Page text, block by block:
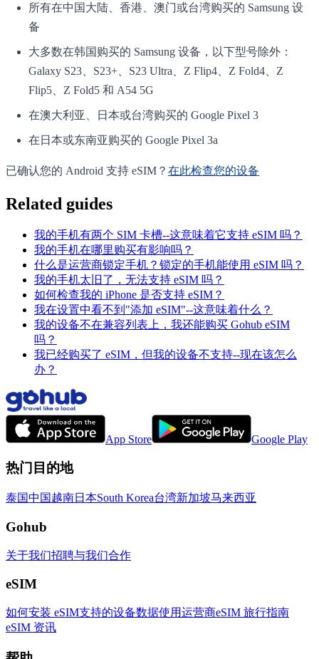
所有在中国大陆、香港、澳门或台湾购买的 Samsung 设
备
大多数在韩国购买的 Samsung 设备，以下型号除外：
Galaxy S23、S23+、S23 Ultra、Z Flip4、Z Fold4、Z
Flip5、Z Fold5 和 A54 5G
在澳大利亚、日本或台湾购买的 Google Pixel 3
在日本或东南亚购买的 Google Pixel 3a
已确认您的 Android 支持 eSIM？ 在此检查您的设备
Related guides
我的手机有两个 SIM 卡槽--这意味着它支持 eSIM 吗？
我的手机在哪里购买有影响吗？
什么是运营商锁定手机？锁定的手机能使用 eSIM 吗？
我的手机太旧了，无法支持 eSIM 吗？
如何检查我的 iPhone 是否支持 eSIM？
我在设置中看不到"添加 eSIM"--这意味着什么？
我的设备不在兼容列表上，我还能购买 Gohub eSIM
吗？
我已经购买了 eSIM，但我的设备不支持--现在该怎么
办？
App Store Google Play
热门目的地
泰国中国越南日本South Korea台湾新加坡马来西亚
Gohub
关于我们招聘与我们合作
eSIM
如何安装 eSIM支持的设备数据使用运营商eSIM 旅行指南
eSIM 资讯